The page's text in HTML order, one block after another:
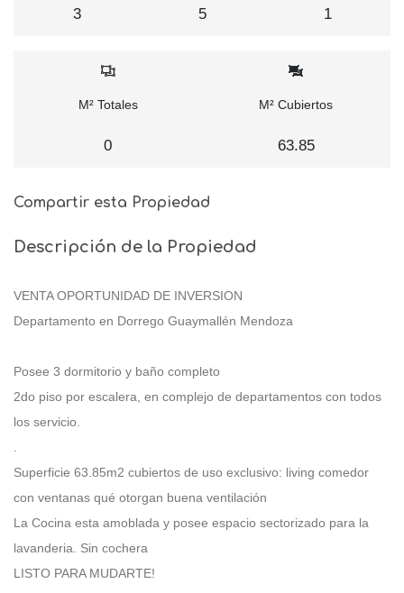
3 5 1
M² Totales
0
M² Cubiertos
63.85
Compartir esta Propiedad
Descripción de la Propiedad
VENTA OPORTUNIDAD DE INVERSION
Departamento en Dorrego Guaymallén Mendoza
Posee 3 dormitorio y baño completo
2do piso por escalera, en complejo de departamentos con todos
los servicio.
Superficie 63.85m2 cubiertos de uso exclusivo: living comedor
con ventanas qué otorgan buena ventilación
La Cocina esta amoblada y posee espacio sectorizado para la
lavanderia. Sin cochera
LISTO PARA MUDARTE!